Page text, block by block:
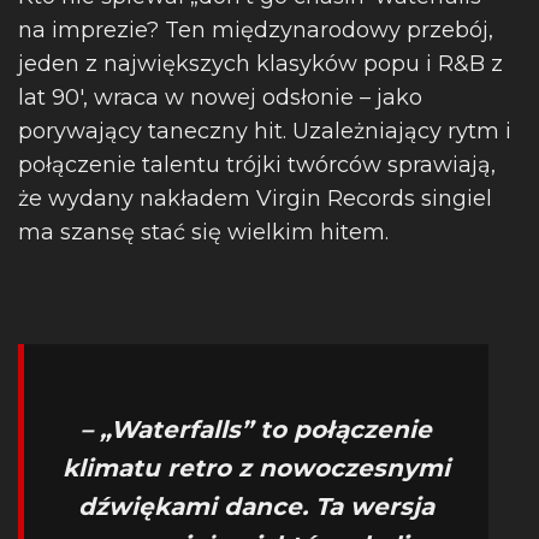
na imprezie? Ten międzynarodowy przebój,
jeden z największych klasyków popu i R&B z
lat 90′, wraca w nowej odsłonie – jako
porywający taneczny hit. Uzależniający rytm i
połączenie talentu trójki twórców sprawiają,
że wydany nakładem Virgin Records singiel
ma szansę stać się wielkim hitem.
– „Waterfalls” to połączenie
klimatu retro z nowoczesnymi
dźwiękami dance. Ta wersja